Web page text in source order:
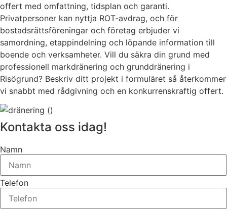
offert med omfattning, tidsplan och garanti.
Privatpersoner kan nyttja ROT-avdrag, och för
bostadsrättsföreningar och företag erbjuder vi
samordning, etappindelning och löpande information till
boende och verksamheter. Vill du säkra din grund med
professionell markdränering och grunddränering i
Risögrund? Beskriv ditt projekt i formuläret så återkommer
vi snabbt med rådgivning och en konkurrenskraftig offert.
Kontakta oss idag!
Namn
Telefon